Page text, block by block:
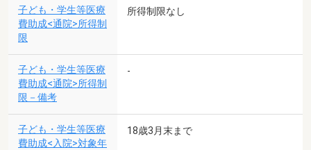
子ども・学生等医療
費助成<通院>所得制
限
所得制限なし
子ども・学生等医療
費助成<通院>所得制
限－備考
-
子ども・学生等医療
費助成<入院>対象年
18歳3月末まで